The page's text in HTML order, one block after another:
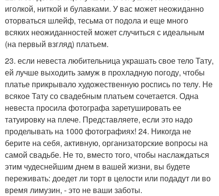
иголкой, ниткой и булавками. У вас может неожиданно
оторваться шлейф, тесьма от подола и еще много
всяких неожиданностей может случиться с идеальным
(на первый взгляд) платьем.
23. если невеста любительница украшать свое тело Тату,
ей лучше выходить замуж в прохладную погоду, чтобы
платье прикрывало художественную роспись по телу. Не
всякое Тату со свадебным платьем сочетается. Одна
невеста просила фотографа заретушировать ее
татуировку на плече. Представляете, если это надо
проделывать на 1000 фотографиях! 24. Никогда не
берите на себя, активную, организаторские вопросы на
самой свадьбе. Не то, вместо того, чтобы наслаждаться
этим чудеснейшим днем в вашей жизни, вы будете
переживать: доедет ли торт в целости или подадут ли во
время лимузин, - это не ваши заботы.